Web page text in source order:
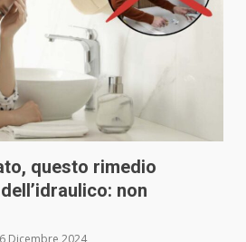
questo rimedio
non
Dicembre 2024